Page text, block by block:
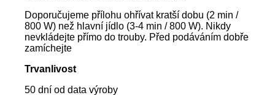
Doporučujeme přílohu ohřívat kratší dobu (2 min /
800 W) než hlavní jídlo (3-4 min / 800 W). Nikdy
nevkládejte přímo do trouby. Před podáváním dobře
zamíchejte
Trvanlivost
50 dní od data výroby